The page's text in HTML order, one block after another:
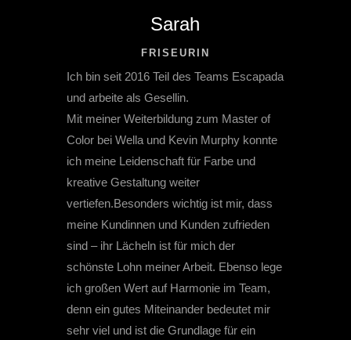
Sarah
FRISEURIN
Ich bin seit 2016 Teil des Teams Escapada
und arbeite als Gesellin.
Mit meiner Weiterbildung zum Master of
Color bei Wella und Kevin Murphy konnte
ich meine Leidenschaft für Farbe und
kreative Gestaltung weiter
vertiefen.Besonders wichtig ist mir, dass
meine Kundinnen und Kunden zufrieden
sind – ihr Lächeln ist für mich der
schönste Lohn meiner Arbeit. Ebenso lege
ich großen Wert auf Harmonie im Team,
denn ein gutes Miteinander bedeutet mir
sehr viel und ist die Grundlage für ein